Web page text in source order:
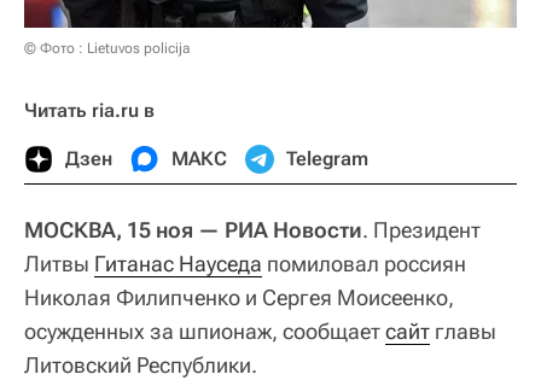
© Фото : Lietuvos policija
Читать ria.ru в
Дзен МАКС Telegram
МОСКВА, 15 ноя — РИА Новости. Президент
Литвы Гитанас Науседа помиловал россиян
Николая Филипченко и Сергея Моисеенко,
осужденных за шпионаж, сообщаетсайт главы
Литовский Республики.